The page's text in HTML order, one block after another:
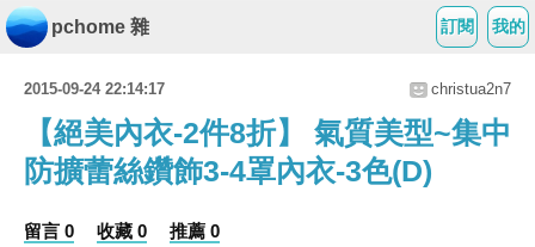
我的
訂閱
pchome 雜
2015-09-24 22:14:17 christua2n7
【絕美內衣-2件8折】 氣質美型~集中
防擴蕾絲鑽飾3-4罩內衣-3色(D)
留言 0 收藏 0 推薦 0